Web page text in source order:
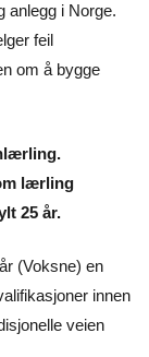
anlegg i Norge.
feil
om å bygge
lærling
25 år.
(Voksne) en
innen
veien